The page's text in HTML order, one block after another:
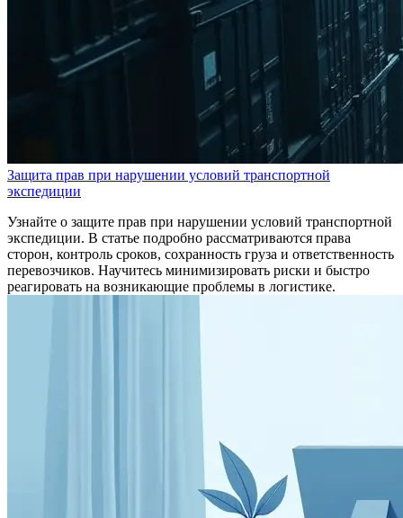
Защита прав при нарушении условий транспортной
экспедиции
Узнайте о защите прав при нарушении условий транспортной
экспедиции. В статье подробно рассматриваются права
сторон, контроль сроков, сохранность груза и ответственность
перевозчиков. Научитесь минимизировать риски и быстро
реагировать на возникающие проблемы в логистике.